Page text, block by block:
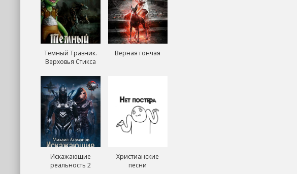
Темный Травник.
Верховья Стикса
Верная гончая
Искажающие
реальность 2
Христианские
песни